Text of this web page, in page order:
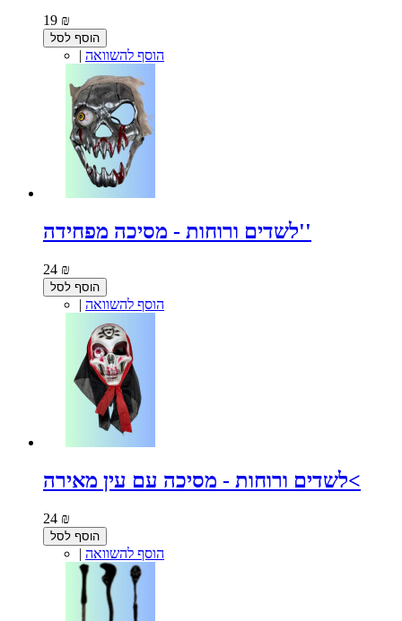
19 ₪
הוסף לסל
| הוסף להשוואה
לשדים ורוחות - מסיכה מפחידה''
24 ₪
הוסף לסל
| הוסף להשוואה
לשדים ורוחות - מסיכה עם עין מאירה<
24 ₪
הוסף לסל
| הוסף להשוואה